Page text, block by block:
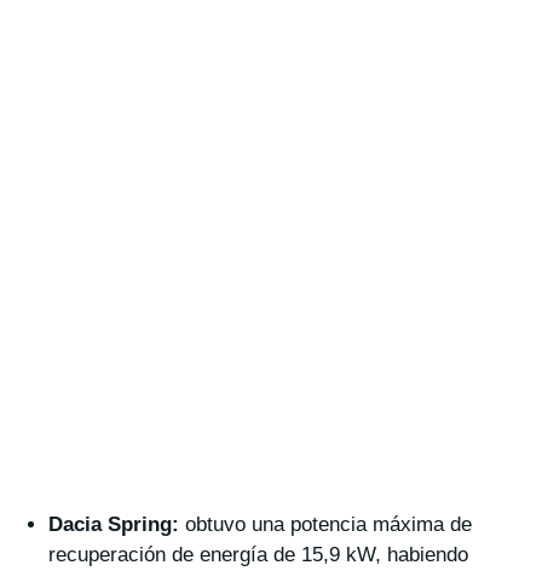
Dacia Spring: obtuvo una potencia máxima de
recuperación de energía de 15,9 kW, habiendo